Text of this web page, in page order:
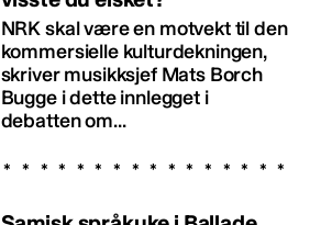
NRK skal være en motvekt til den
kommersielle kulturdekningen,
skriver musikksjef Mats Borch
Bugge i dette innlegget i
debatten om...